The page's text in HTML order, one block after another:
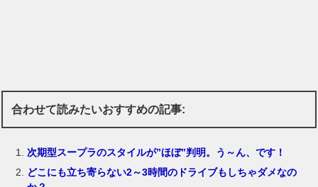
合わせて読みたいおすすめの記事:
次期型スープラのスタイルが”ほぼ”判明。う～ん、です！
どこにも立ち寄らない2～3時間のドライブもしちゃダメなの